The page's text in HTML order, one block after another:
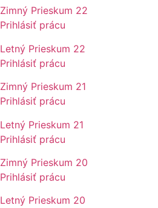
Zimný Prieskum 22
Prihlásiť prácu
Letný Prieskum 22
Prihlásiť prácu
Zimný Prieskum 21
Prihlásiť prácu
Letný Prieskum 21
Prihlásiť prácu
Zimný Prieskum 20
Prihlásiť prácu
Letný Prieskum 20